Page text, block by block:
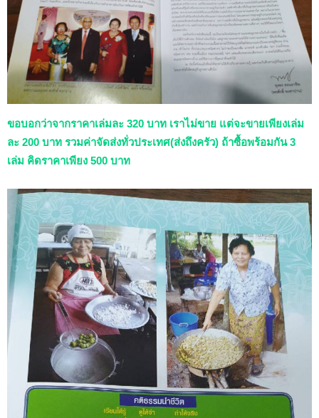
ขอบอกว่าจากราคาเล่มละ 320 บาท เราไม่ขาย แต่จะขายเพียงเล่ม
ละ 200 บาท รวมค่าจัดส่งทั่วประเทศ(ส่งถึงครัว) ถ้าซื้อพร้อมกัน 3
เล่ม คิดราคาเพียง 500 บาท